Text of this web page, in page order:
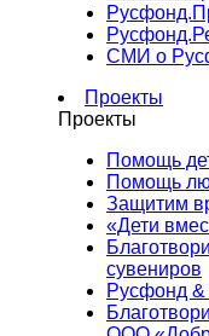
СМИ о
Проекты
Проекты
Помощь
Помощь
Защитим
«Дети
сувениров
Русфонд